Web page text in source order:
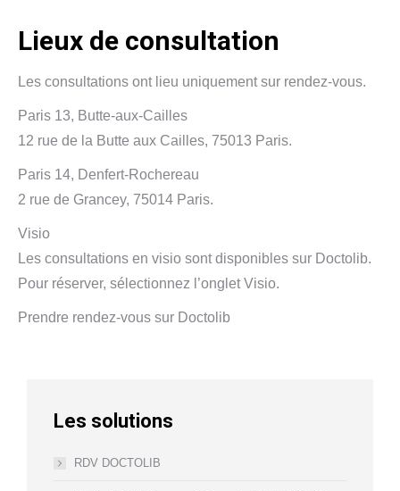
Lieux de consultation
Les consultations ont lieu uniquement sur rendez-vous.
Paris 13, Butte-aux-Cailles
12 rue de la Butte aux Cailles, 75013 Paris.
Paris 14, Denfert-Rochereau
2 rue de Grancey, 75014 Paris.
Visio
Les consultations en visio sont disponibles sur Doctolib.
Pour réserver, sélectionnez l’onglet Visio.
Prendre rendez-vous sur Doctolib
Les solutions
RDV DOCTOLIB